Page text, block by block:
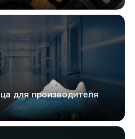
для производителя